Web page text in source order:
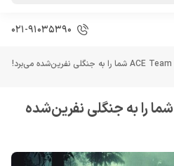
021-91035390
بازی جدید ACE Team شما را به جنگلی نفرین‌شده